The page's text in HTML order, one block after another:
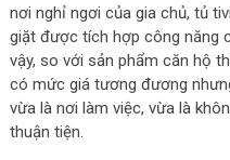
nơi nghỉ ngơi của gia chủ, tủ
giặt được tích hợp công năng
vậy, so với sản phẩm căn hộ
có mức giá tương đương
vừa là nơi làm việc, vừa là
thuận tiện.